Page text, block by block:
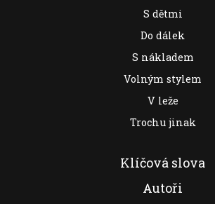
S dětmi
Do dálek
S nákladem
Volným stylem
V leže
Trochu jinak
Klíčová slova
Autoři